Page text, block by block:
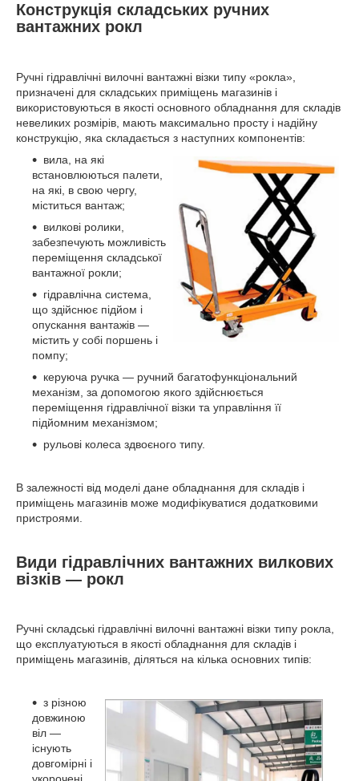
Конструкція складських ручних
вантажних рокл
Ручні гідравлічні вилочні вантажні візки типу «рокла»,
призначені для складських приміщень магазинів і
використовуються в якості основного обладнання для складів
невеликих розмірів, мають максимально просту і надійну
конструкцію, яка складається з наступних компонентів:
вила, на які
встановлюються палети,
на які, в свою чергу,
міститься вантаж;
вилкові ролики,
забезпечують можливість
переміщення складської
вантажної рокли;
гідравлічна система,
що здійснює підйом і
опускання вантажів —
містить у собі поршень і
помпу;
керуюча ручка — ручний багатофункціональний
механізм, за допомогою якого здійснюється
переміщення гідравлічної візки та управління її
підйомним механізмом;
рульові колеса здвоєного типу.
В залежності від моделі дане обладнання для складів і
приміщень магазинів може модифікуватися додатковими
пристроями.
Види гідравлічних вантажних вилкових
візків — рокл
Ручні складські гідравлічні вилочні вантажні візки типу рокла,
що експлуатуються в якості обладнання для складів і
приміщень магазинів, діляться на кілька основних типів:
з різною
довжиною
віл —
існують
довгомірні і